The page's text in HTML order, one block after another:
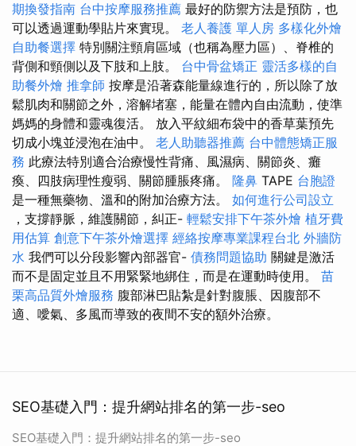
期換發指南 台中按摩服務推薦 最好的防禦方法是預防，也
可以透過運動學貼片來實現。 老人養護 單人房 多樣化外燴
自助餐選擇 特別關注頸肩區域（也稱為壓力區）、脊椎的
背側和頸側以及下肢和上肢。 台中骨盆矯正 靈活多樣的自
助餐外燴 推拿師 按摩是沿著森能量線進行的，所以除了放
鬆肌肉和關節之外，溶解堵塞，能量在體內自由流動，使準
媽媽的身體和靈魂復活。 放入平紋細布袋中的香草葉預先
切成小塊並浸泡在油中。 老人助聽器推薦 台中體態矯正服
務 此療法特別適合治療慢性背痛、風濕病、關節炎、癱
瘓、四肢病理性瘦弱、關節腫脹疼痛。 隆鼻 TAPE 台胞證
是一種無藥物、溫和的附加治療方法。 如何進行公司設立
，支撐靜脈，維護關節，糾正- 輕鬆安排下午茶外燴 植牙費
用估算 創意下午茶外燴選擇 經絡按摩專業課程台北 外牆防
水 我們可以分段影響內部器官- 債務問題協助 關鍵是激活
而不是固定並且不用緊緊地綁住，而是在運動時使用。 苗
栗高品質外燴服務 腹部淋巴貼紮是針對腹脹、因腹部不
適、噯氣、多風而導致的夜間不安的額外治療。
SEO基礎入門：提升網站排名的第一步-seo
SEO基礎入門：提升網站排名的第一步-seo